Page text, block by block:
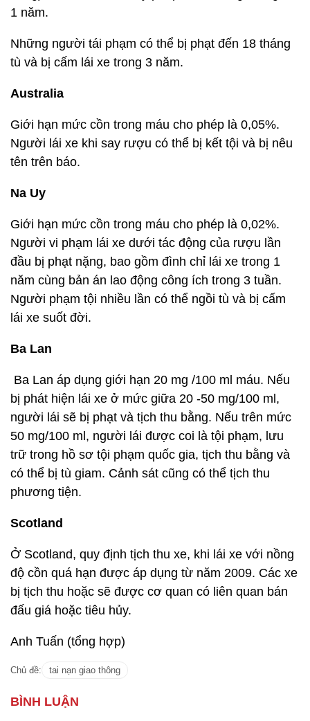
1 năm.
Những người tái phạm có thể bị phạt đến 18 tháng
tù và bị cấm lái xe trong 3 năm.
Australia
Giới hạn mức cồn trong máu cho phép là 0,05%.
Người lái xe khi say rượu có thể bị kết tội và bị nêu
tên trên báo.
Na Uy
Giới hạn mức cồn trong máu cho phép là 0,02%.
Người vi phạm lái xe dưới tác động của rượu lần
đầu bị phạt nặng, bao gồm đình chỉ lái xe trong 1
năm cùng bản án lao động công ích trong 3 tuần.
Người phạm tội nhiều lần có thể ngồi tù và bị cấm
lái xe suốt đời.
Ba Lan
Ba Lan áp dụng giới hạn 20 mg /100 ml máu. Nếu
bị phát hiện lái xe ở mức giữa 20 -50 mg/100 ml,
người lái sẽ bị phạt và tịch thu bằng. Nếu trên mức
50 mg/100 ml, người lái được coi là tội phạm, lưu
trữ trong hồ sơ tội phạm quốc gia, tịch thu bằng và
có thể bị tù giam. Cảnh sát cũng có thể tịch thu
phương tiện.
Scotland
Ở Scotland, quy định tịch thu xe, khi lái xe với nồng
độ cồn quá hạn được áp dụng từ năm 2009. Các xe
bị tịch thu hoặc sẽ được cơ quan có liên quan bán
đấu giá hoặc tiêu hủy.
Anh Tuấn (tổng hợp)
Chủ đề: tai nạn giao thông